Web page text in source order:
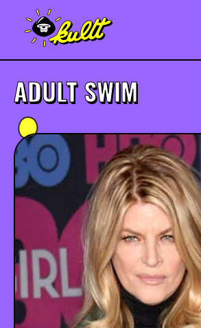
MUSIQUE
CRÉATION
ART
JEUX-VIDÉO
VINTAGE
ADULT SWIM